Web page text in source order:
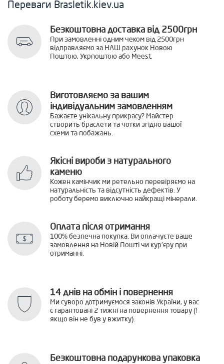
Переваги Brasletik.kiev.ua
Безкоштовна доставка від 2500грн
При замовленні одним чеком від 2500грн
відправляємо за НАШ рахунок Новою
Поштою, Укрпоштою або Meest.
Виготовляємо за вашим
індивідуальним замовленням
Бажаєте унікальну прикрасу? Майстер
створить браслети та чотки згідно вашої
схеми та побажань.
Якісні вироби з натурального
каменю
Кожен камінчик ми ретельно перевіряємо на
натуральність та відсутність дефектів. У
роботу беремо виключно найкращі мінерали.
Оплата після отримання
100% безпечна покупка. Ви оплачуєте ваше
замовлення на Новій Пошті чи кур'єру при
отриманні.
14 днів на обмін і повернення
Ми суворо дотримуємося законів України, у вас
є гарантовані 2 тижні на повернення товару (!
якщо він не був у вжитку).
Безкоштовна подарункова упаковка